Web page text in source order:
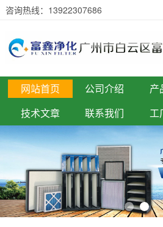
咨询热线：13922307686
网站首页 公司介绍 产
技术文章
联系我们 工